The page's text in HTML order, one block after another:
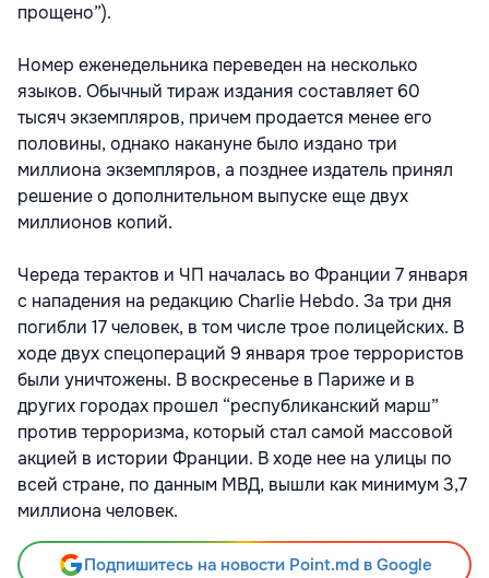
прощено”).
Номер еженедельника переведен на несколько
языков. Обычный тираж издания составляет 60
тысяч экземпляров, причем продается менее его
половины, однако накануне было издано три
миллиона экземпляров, а позднее издатель принял
решение о дополнительном выпуске еще двух
миллионов копий.
Череда терактов и ЧП началась во Франции 7 января
с нападения на редакцию Charlie Hebdo. За три дня
погибли 17 человек, в том числе трое полицейских. В
ходе двух спецопераций 9 января трое террористов
были уничтожены. В воскресенье в Париже и в
других городах прошел “республиканский марш”
против терроризма, который стал самой массовой
акцией в истории Франции. В ходе нее на улицы по
всей стране, по данным МВД, вышли как минимум 3,7
миллиона человек.
Подпишитесь на новости Point.md в Google